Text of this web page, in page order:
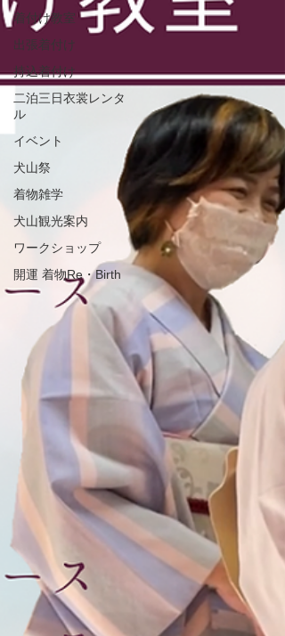
着付け教室
出張着付け
持込着付け
二泊三日衣裳レンタ
ル
イベント
犬山祭
着物雑学
犬山観光案内
ワークショップ
開運 着物Re・Birth